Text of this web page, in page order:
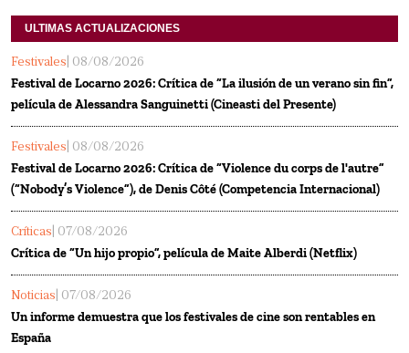
ULTIMAS ACTUALIZACIONES
Festivales | 08/08/2026
Festival de Locarno 2026: Crítica de “La ilusión de un verano sin fin”,
película de Alessandra Sanguinetti (Cineasti del Presente)
Festivales | 08/08/2026
Festival de Locarno 2026: Crítica de “Violence du corps de l'autre”
(“Nobody’s Violence”), de Denis Côté (Competencia Internacional)
Críticas | 07/08/2026
Crítica de “Un hijo propio”, película de Maite Alberdi (Netflix)
Noticias | 07/08/2026
Un informe demuestra que los festivales de cine son rentables en
España